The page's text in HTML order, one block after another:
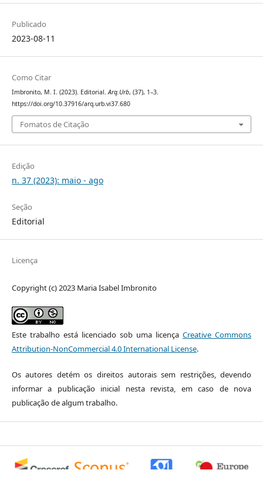
Publicado
2023-08-11
Como Citar
Imbronito, M. I. (2023). Editorial. Arq.Urb, (37), 1–3.
https://doi.org/10.37916/arq.urb.vi37.680
Fomatos de Citação
Edição
n. 37 (2023): maio - ago
Seção
Editorial
Licença
Copyright (c) 2023 Maria Isabel Imbronito
Este trabalho está licenciado sob uma licençaCreative Commons
Attribution-NonCommercial 4.0 International License.
Os autores detém os direitos autorais sem restrições, devendo
informar a publicação inicial nesta revista, em caso de nova
publicação de algum trabalho.